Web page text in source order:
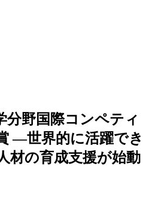
分野国際コンペティ
―世界的に活躍でき
材の育成支援が始動